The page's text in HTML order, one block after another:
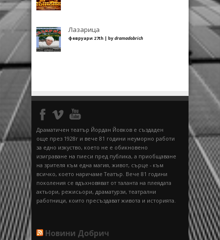
Лазарица
февруари 27th | bydramadobrich
Драматичен театър Йордан Йовков е създаден
още през 1928г и вече 81 години неуморно работи
за едно изкуство, което не е обикновено
изиграване на пиеси пред публика, а приобщаване
на зрителя към една магия, живот, сърце - към
всичко, което наричаме Театър. Вече 81 години
поколения се вдъхновяват от таланта на плеядата
актьори, режисьори, драматурзи, театрални
работници, които пресъздават живота и историята.
Новини Добрич